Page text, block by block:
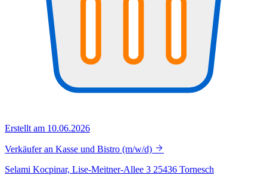
Erstellt am 10.06.2026
Verkäufer an Kasse und Bistro (m/w/d)
Selami Kocpinar, Lise-Meitner-Allee 3 25436 Tornesch